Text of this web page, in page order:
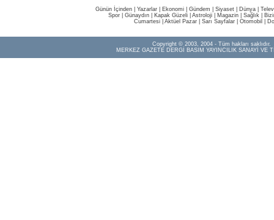
Günün İçinden Yazarlar Ekonomi Gündem Siyaset Dünya |
Spor
Günaydın Kapak Güzeli Astroloji Magazin Sağlık
Cumartesi| Aktüel Pazar| Sarı Sayfalar| Otomobil
Copyright © 2003, 2004 - Tüm hakları saklıdır.
MERKEZ GAZETE DERGİ BASIM YAYINCILIK SANAYİ VE